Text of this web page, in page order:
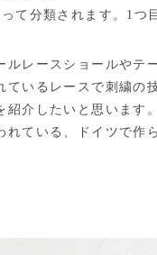
て分類されます。1つ
レースショールやテ
ているレースで刺繍
介したいと思います。
ている、ドイツで作